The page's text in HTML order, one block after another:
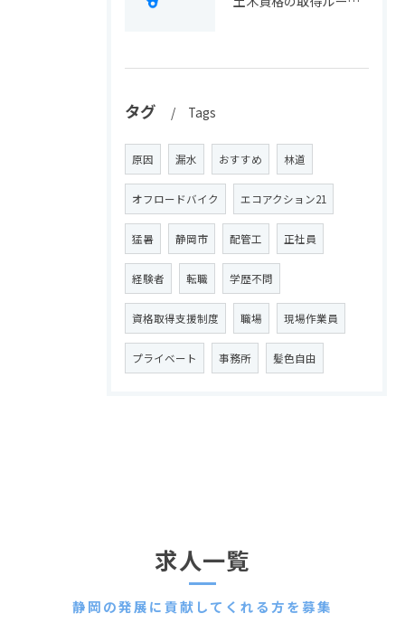
タグ Tags
原因 漏水 おすすめ 林道
オフロードバイク エコアクション21
猛暑 静岡市 配管工 正社員
経験者 転職 学歴不問
資格取得支援制度 職場 現場作業員
プライベート 事務所 髪色自由
静岡の発展に貢献してくれる方を募集
求人一覧